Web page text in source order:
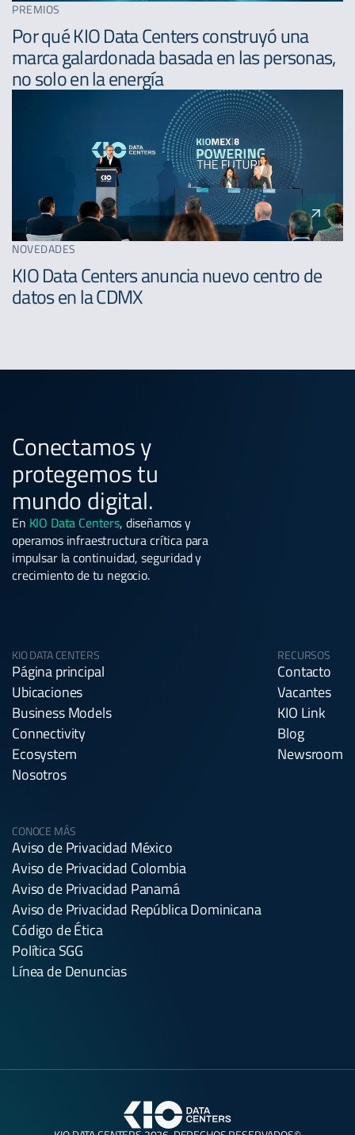
PREMIOS
Por qué KIO Data Centers construyó una
marca galardonada basada en las personas,
no solo en la energía
NOVEDADES
KIO Data Centers anuncia nuevo centro de
datos en la CDMX
Conectamos y
protegemos tu
mundo digital.
En KIO Data Centers, diseñamos y
operamos infraestructura crítica para
impulsar la continuidad, seguridad y
crecimiento de tu negocio.
KIO DATA CENTERS
Página principal
Ubicaciones
Business Models
Connectivity
Ecosystem
Nosotros
RECURSOS
Contacto
Vacantes
KIO Link
Blog
Newsroom
CONOCE MÁS
Aviso de Privacidad México
Aviso de Privacidad Colombia
Aviso de Privacidad Panamá
Aviso de Privacidad República Dominicana
Código de Ética
Política SGG
Línea de Denuncias